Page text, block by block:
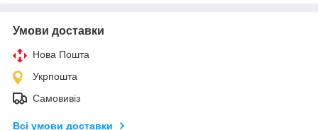
Умови доставки
Нова Пошта
Укрпошта
Самовивіз
Всі умови доставки